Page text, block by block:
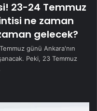
23-24 Temmuz
ne zaman
gelecek?
günü Ankara'nın
Peki, 23 Temmuz